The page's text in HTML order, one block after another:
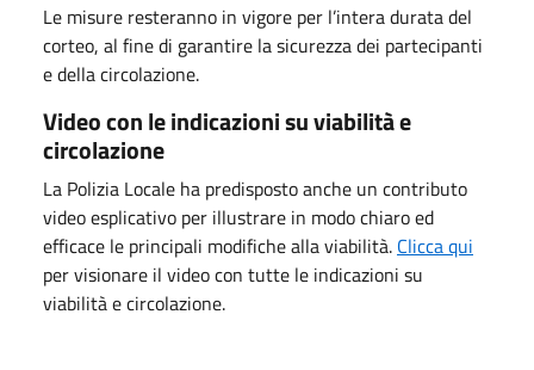
Le misure resteranno in vigore per l’intera durata del
corteo, al fine di garantire la sicurezza dei partecipanti
e della circolazione.
Video con le indicazioni su viabilità e
circolazione
La Polizia Locale ha predisposto anche un contributo
video esplicativo per illustrare in modo chiaro ed
efficace le principali modifiche alla viabilità. Clicca qui
per visionare il video con tutte le indicazioni su
viabilità e circolazione.